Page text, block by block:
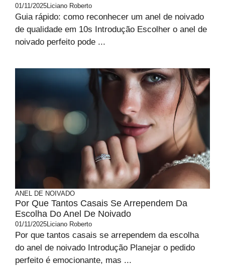
01/11/2025Liciano Roberto
Guia rápido: como reconhecer um anel de noivado
de qualidade em 10s Introdução Escolher o anel de
noivado perfeito pode ...
ANEL DE NOIVADO
Por Que Tantos Casais Se Arrependem Da
Escolha Do Anel De Noivado
01/11/2025Liciano Roberto
Por que tantos casais se arrependem da escolha
do anel de noivado Introdução Planejar o pedido
perfeito é emocionante, mas ...